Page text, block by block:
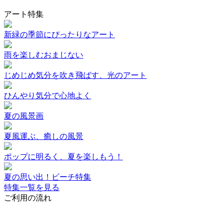
アート特集
新緑の季節にぴったりなアート
雨を楽しむおまじない
じめじめ気分を吹き飛ばす、光のアート
ひんやり気分で心地よく
夏の風景画
夏風運ぶ、癒しの風景
ポップに明るく、夏を楽しもう！
夏の思い出！ビーチ特集
特集一覧を見る
ご利用の流れ